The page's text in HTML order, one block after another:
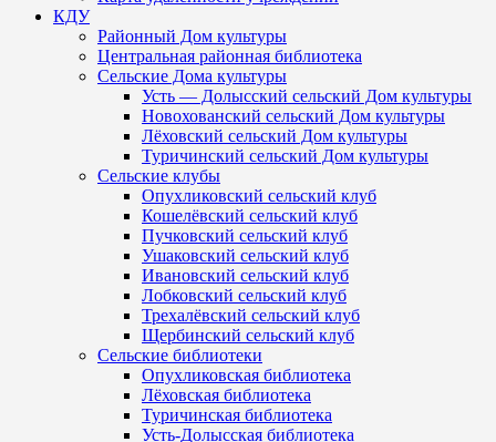
КДУ
Районный Дом культуры
Центральная районная библиотека
Сельские Дома культуры
Усть — Долысский сельский Дом культуры
Новохованский сельский Дом культуры
Лёховский сельский Дом культуры
Туричинский сельский Дом культуры
Сельские клубы
Опухликовский сельский клуб
Кошелёвский сельский клуб
Пучковский сельский клуб
Ушаковский сельский клуб
Ивановский сельский клуб
Лобковский сельский клуб
Трехалёвский сельский клуб
Щербинский сельский клуб
Сельские библиотеки
Опухликовская библиотека
Лёховская библиотека
Туричинская библиотека
Усть-Долысская библиотека